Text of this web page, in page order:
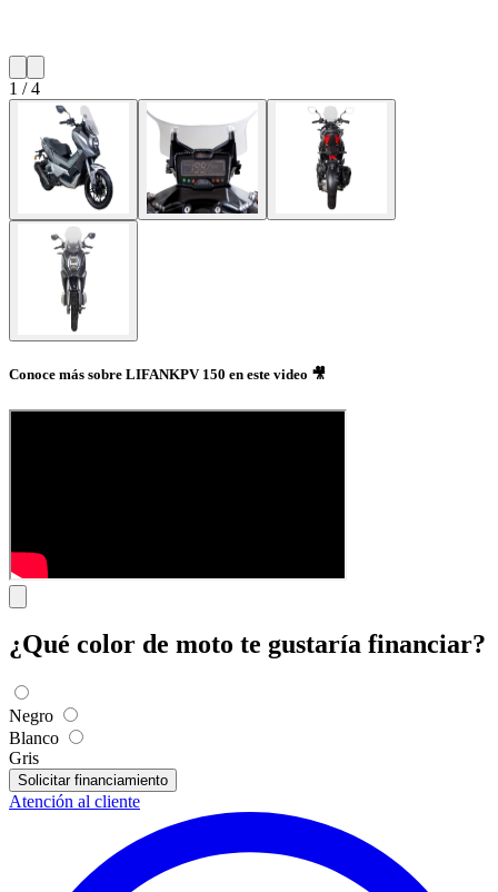
1 /4
Conoce más sobre LIFANKPV 150 en este video 🎥
¿Qué color de moto te gustaría financiar?
Negro
Blanco
Gris
Solicitar financiamiento
Atención al cliente